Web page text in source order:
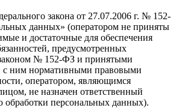
закона от 27.07.2006 г. № 152-
данных» (оператором не приняты
и достаточные для обеспечения
предусмотренных
№ 152-ФЗ и принятыми
с ним нормативными правовыми
оператором, являющимся
не назначен ответственный
обработки персональных данных).